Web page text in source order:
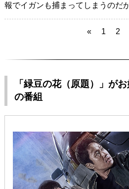
報でイガンも捕まってしまうのだが
« 1 2
「緑豆の花（原題）」が
の番組